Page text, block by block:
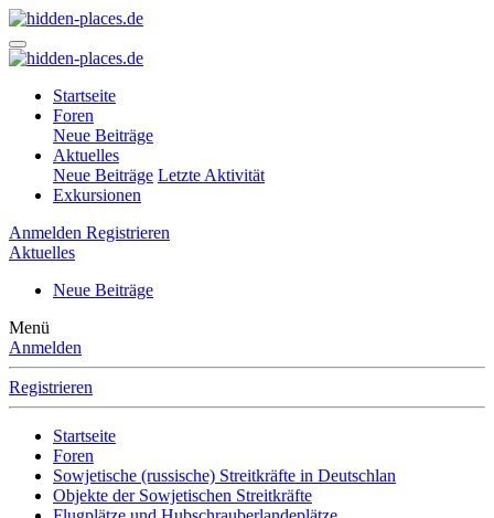
Startseite
Foren
Neue Beiträge
Aktuelles
Neue Beiträge Letzte Aktivität
Exkursionen
Anmelden Registrieren
Aktuelles
Neue Beiträge
Menü
Anmelden
Registrieren
Startseite
Foren
Sowjetische (russische) Streitkräfte in Deutschlan
Objekte der Sowjetischen Streitkräfte